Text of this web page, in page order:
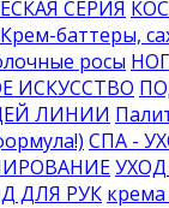
СЕРИЯ
Крем-баттеры,
росы
ИСКУССТВО
ЛИНИИ
СПА -
ДЛЯ РУК крема